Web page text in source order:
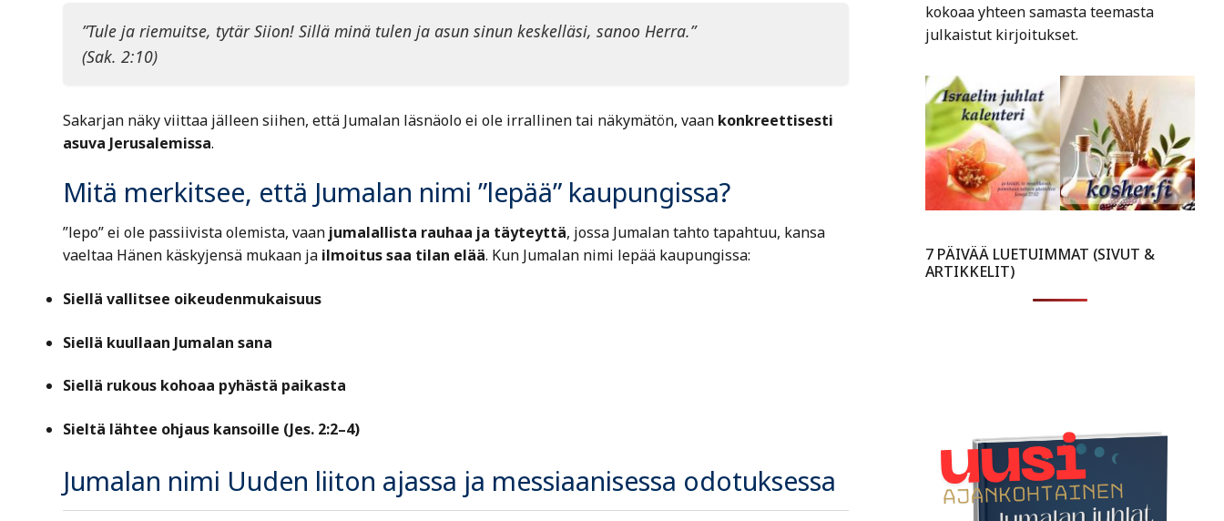
”Tule ja riemuitse, tytär Siion! Sillä minä tulen ja asun sinun keskelläsi, sanoo Herra.”
(Sak. 2:10)
Sakarjan näky viittaa jälleen siihen, että Jumalan läsnäolo ei ole irrallinen tai näkymätön, vaan konkreettisesti
asuva Jerusalemissa.
Mitä merkitsee, että Jumalan nimi ”lepää” kaupungissa?
”lepo” ei ole passiivista olemista, vaan jumalallista rauhaa ja täyteyttä, jossa Jumalan tahto tapahtuu, kansa
vaeltaa Hänen käskyjensä mukaan ja ilmoitus saa tilan elää. Kun Jumalan nimi lepää kaupungissa:
Siellä vallitsee oikeudenmukaisuus
Siellä kuullaan Jumalan sana
Siellä rukous kohoaa pyhästä paikasta
Sieltä lähtee ohjaus kansoille (Jes. 2:2–4)
Jumalan nimi Uuden liiton ajassa ja messiaanisessa odotuksessa
kokoaa yhteen samasta teemasta
julkaistut kirjoitukset.
7 PÄIVÄÄ LUETUIMMAT (SIVUT &
ARTIKKELIT)